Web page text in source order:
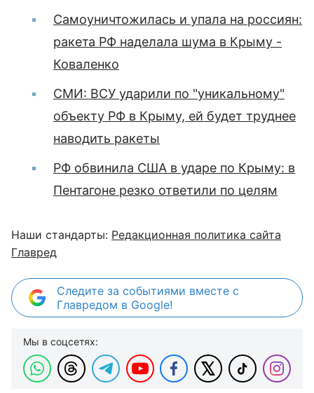
Самоуничтожилась и упала на россиян:
ракета РФ наделала шума в Крыму -
Коваленко
СМИ: ВСУ ударили по "уникальному"
объекту РФ в Крыму, ей будет труднее
наводить ракеты
РФ обвинила США в ударе по Крыму: в
Пентагоне резко ответили по целям
Наши стандарты: Редакционная политика сайта
Главред
Следите за событиями вместе с
Главредом в Google!
Мы в соцсетях: